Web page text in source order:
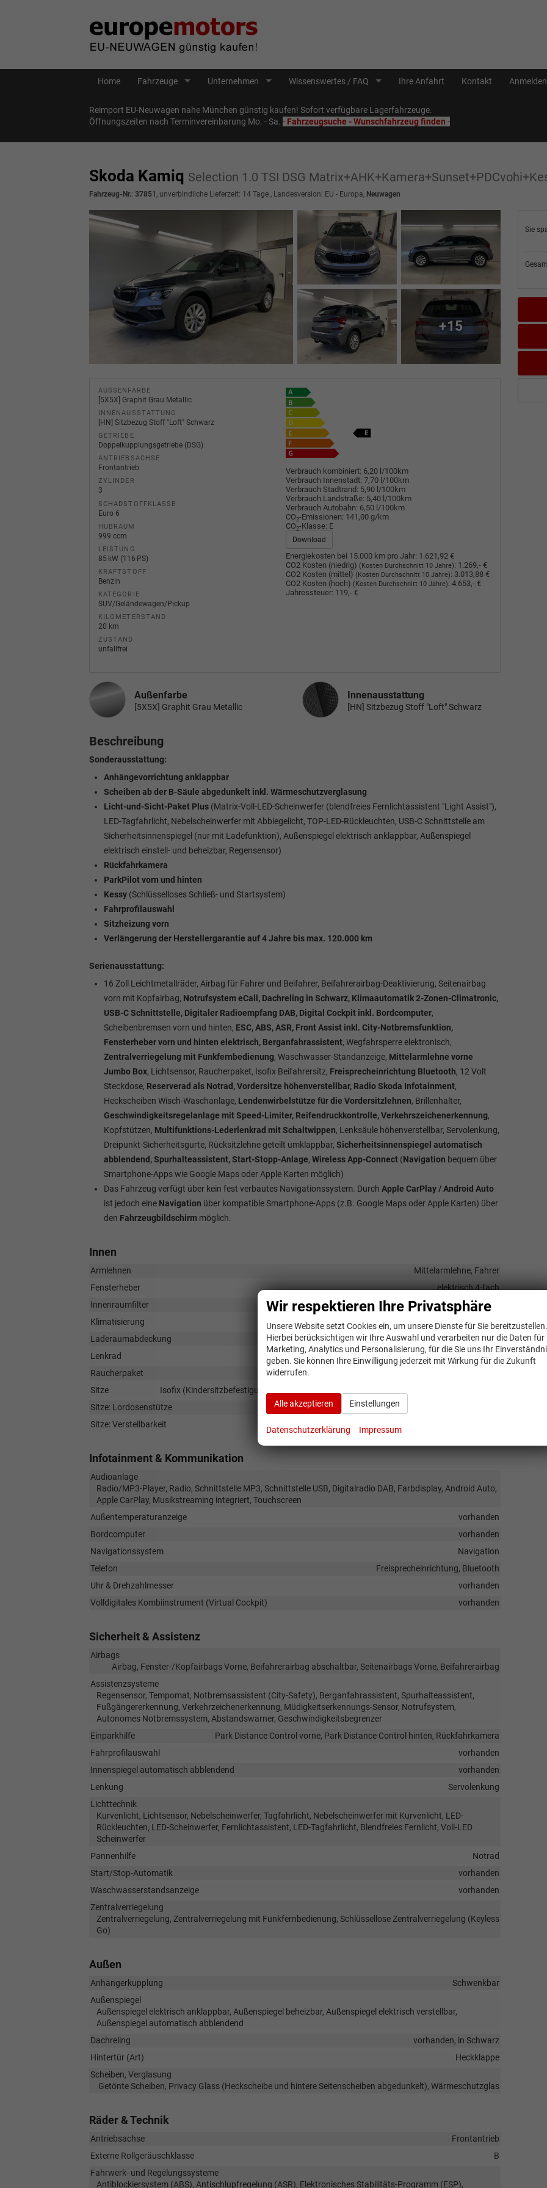
Home Fahrzeuge Unternehmen Wissenswertes / FAQ Ihre Anfahrt Kontakt Anmelden
Reimport EU-Neuwagen nahe München günstig kaufen! Sofort verfügbare Lagerfahrzeuge.
Öffnungszeiten nach Terminvereinbarung Mo. - Sa. - Fahrzeugsuche - Wunschfahrzeug finden -
Skoda Kamiq Selection 1.0 TSI DSG
Fahrzeug-Nr.: 37851 , unverbindliche Lieferzeit: 14 Tage , Landesversion: EU - Europa, Neuwagen
Sie
+15
AUSSENFARBE
[5X5X] Graphit Grau Metallic
INNENAUSSTATTUNG
[HN] Sitzbezug Stoff "Loft" Schwarz
GETRIEBE
Doppelkupplungsgetriebe (DSG)
ANTRIEBSACHSE
Frontantrieb
ZYLINDER
3
SCHADSTOFFKLASSE
Euro 6
HUBRAUM
999 ccm
LEISTUNG
85 kW (116 PS)
KRAFTSTOFF
Benzin
KATEGORIE
SUV/Geländewagen/Pickup
KILOMETERSTAND
20 km
ZUSTAND
unfallfrei
Verbrauch kombiniert: 6,20 l/100km
Verbrauch Innenstadt: 7,70 l/100km
Verbrauch Stadtrand: 5,90 l/100km
Verbrauch Landstraße: 5,40 l/100km
Verbrauch Autobahn: 6,50 l/100km
CO2-Emissionen: 141,00 g/km
CO2-Klasse: E
Download
Energiekosten bei 15.000 km pro Jahr: 1.621,92 €
CO2 Kosten (niedrig) (Kosten Durchschnitt 10 Jahre): 1.269,- €
CO2 Kosten (mittel) (Kosten Durchschnitt 10 Jahre): 3.013,88 €
CO2 Kosten (hoch) (Kosten Durchschnitt 10 Jahre): 4.653,- €
Jahressteuer: 119,- €
Außenfarbe
[5X5X] Graphit Grau Metallic
Innenausstattung
Innenausstattung
[HN] Sitzbezug Stoff "Loft" Schwarz
Beschreibung
Sonderausstattung:
Anhängevorrichtung anklappbar
Scheiben ab der B-Säule abgedunkelt inkl. Wärmeschutzverglasung
Licht-und-Sicht-Paket Plus (Matrix-Voll-LED-Scheinwerfer (blendfreies Fernlichtassistent "Light Assist"),
LED-Tagfahrlicht, Nebelscheinwerfer mit Abbiegelicht, TOP-LED-Rückleuchten, USB-C Schnittstelle am
Sicherheitsinnenspiegel (nur mit Ladefunktion), Außenspiegel elektrisch anklappbar, Außenspiegel
elektrisch einstell- und beheizbar, Regensensor)
Rückfahrkamera
ParkPilot vorn und hinten
Kessy (Schlüsselloses Schließ- und Startsystem)
Fahrprofilauswahl
Sitzheizung vorn
Verlängerung der Herstellergarantie auf 4 Jahre bis max. 120.000 km
Serienausstattung:
16 Zoll Leichtmetallräder, Airbag für Fahrer und Beifahrer, Beifahrerairbag-Deaktivierung, Seitenairbag
vorn mit Kopfairbag, Notrufsystem eCall, Dachreling in Schwarz, Klimaautomatik 2-Zonen-Climatronic,
USB-C Schnittstelle, Digitaler Radioempfang DAB, Digital Cockpit inkl. Bordcomputer,
Scheibenbremsen vorn und hinten, ESC, ABS, ASR, Front Assist inkl. City-Notbremsfunktion,
Fensterheber vorn und hinten elektrisch, Berganfahrassistent, Wegfahrsperre elektronisch,
Zentralverriegelung mit Funkfernbedienung, Waschwasser-Standanzeige, Mittelarmlehne vorne
Jumbo Box, Lichtsensor, Raucherpaket, Isofix Beifahrersitz, Freisprecheinrichtung Bluetooth, 12 Volt
Steckdose, Reserverad als Notrad, Vordersitze höhenverstellbar, Radio Skoda Infotainment,
Heckscheiben Wisch-Waschanlage, Lendenwirbelstütze für die Vordersitzlehnen, Brillenhalter,
Geschwindigkeitsregelanlage mit Speed-Limiter, Reifendruckkontrolle, Verkehrszeichenerkennung,
Kopfstützen, Multifunktions-Lederlenkrad mit Schaltwippen, Lenksäule höhenverstellbar, Servolenkung,
Dreipunkt-Sicherheitsgurte, Rücksitzlehne geteilt umklappbar, Sicherheitsinnenspiegel automatisch
abblendend, Spurhalteassistent, Start-Stopp-Anlage, Wireless App-Connect (Navigation bequem über
Smartphone-Apps wie Google Maps oder Apple Karten möglich)
Das Fahrzeug verfügt über kein fest verbautes Navigationssystem. Durch Apple CarPlay / Android Auto
ist jedoch eine Navigation über kompatible Smartphone-Apps (z.B. Google Maps oder Apple Karten) über
den Fahrzeugbildschirm möglich.
Innen
Armlehnen
Mittelarmlehne, Fahrer
Fensterheber
elektrisch 4-fach
Innenraumfilter
vorhanden
Klimatisierung
Klimaautomatik, 2-Zonen-Klimaautomatik
Laderaumabdeckung
vorhanden
Lenkrad
in Leder, höhenverstellbar, mit Multifunktionen, mit Schaltwippen
Raucherpaket
Sitze
Isofix (Kindersitzbefestigung), Rücksitzbank hinten geteilt, Sitzheizung, Isofix Beifahrersitz
Sitze: Lordosenstütze
Sitze: Verstellbarkeit
Infotainment & Kommunikation
Audioanlage
Radio/MP3-Player, Radio, Schnittstelle MP3, Schnittstelle USB, Digitalradio DAB, Farbdisplay, Android Auto,
Apple CarPlay, Musikstreaming integriert, Touchscreen
Außentemperaturanzeige
vorhanden
Bordcomputer
vorhanden
Navigationssystem
Navigation
Telefon
Freisprecheinrichtung, Bluetooth
Uhr & Drehzahlmesser
vorhanden
Volldigitales Kombiinstrument (Virtual Cockpit)
vorhanden
Sicherheit & Assistenz
Airbags
Airbag, Fenster-/Kopfairbags Vorne, Beifahrerairbag abschaltbar, Seitenairbags Vorne, Beifahrerairbag
Assistenzsysteme
Regensensor, Tempomat, Notbremsassistent (City-Safety), Berganfahrassistent, Spurhalteassistent,
Fußgängererkennung, Verkehrzeichenerkennung, Müdigkeitserkennungs-Sensor, Notrufsystem,
Autonomes Notbremssystem, Abstandswarner, Geschwindigkeitsbegrenzer
Einparkhilfe
Park Distance Control vorne, Park Distance Control hinten, Rückfahrkamera
Fahrprofilauswahl
vorhanden
Innenspiegel automatisch abblendend
vorhanden
Lenkung
Servolenkung
Lichttechnik
Kurvenlicht, Lichtsensor, Nebelscheinwerfer, Tagfahrlicht, Nebelscheinwerfer mit Kurvenlicht, LED-
Rückleuchten, LED-Scheinwerfer, Fernlichtassistent, LED-Tagfahrlicht, Blendfreies Fernlicht, Voll-LED
Scheinwerfer
Pannenhilfe
Notrad
Start/Stop-Automatik
vorhanden
Waschwasserstandsanzeige
vorhanden
Zentralverriegelung
Zentralverriegelung, Zentralverriegelung mit Funkfernbedienung, Schlüssellose Zentralverriegelung (Keyless
Go)
Außen
Anhängerkupplung
Schwenkbar
Außenspiegel
Außenspiegel elektrisch anklappbar, Außenspiegel beheizbar, Außenspiegel elektrisch verstellbar,
Außenspiegel automatisch abblendend
Dachreling
vorhanden, in Schwarz
Hintertür (Art)
Heckklappe
Scheiben, Verglasung
Getönte Scheiben, Privacy Glass (Heckscheibe und hintere Seitenscheiben abgedunkelt), Wärmeschutzglas
Räder & Technik
Antriebsachse
Frontantrieb
Externe Rollgeräuschklasse
B
Fahrwerk- und Regelungssysteme
Antiblockiersystem (ABS), Antischlupfregelung (ASR), Elektronisches Stabilitäts-Programm (ESP),
Wir respektieren Ihre Privatsphäre
Unsere Website setzt Cookies ein, um unsere Dienste für Sie bereitzustellen.
Hierbei berücksichtigen wir Ihre Auswahl und verarbeiten nur die Daten für
Marketing, Analytics und Personalisierung, für die Sie uns Ihr
geben. Sie können Ihre Einwilligung jederzeit mit Wirkung für die Zukunft
widerrufen.
Alle akzeptieren Einstellungen
Datenschutzerklärung Impressum